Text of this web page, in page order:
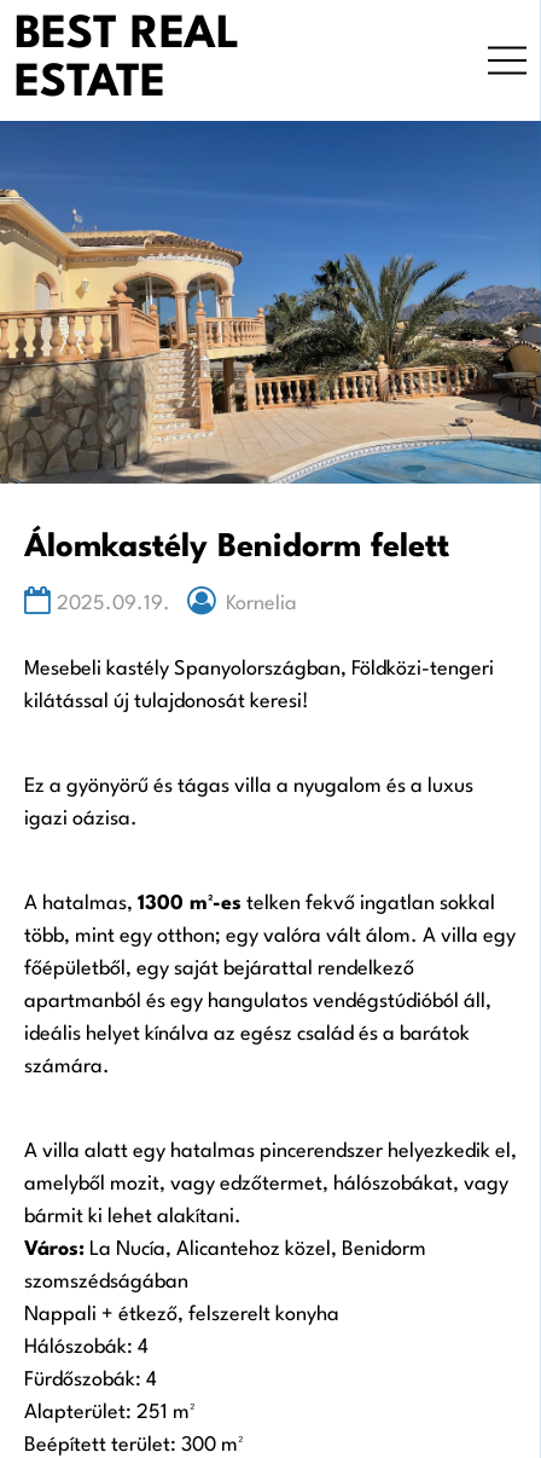
Skip
to
content
BEST REAL
ESTATE
Álomkastély Benidorm felett
2025.09.19. Kornelia
Mesebeli kastély Spanyolországban, Földközi-tengeri
kilátással új tulajdonosát keresi!
Ez a gyönyörű és tágas villa a nyugalom és a luxus
igazi oázisa.
A hatalmas, 1300 m²-es telken fekvő ingatlan sokkal
több, mint egy otthon; egy valóra vált álom. A villa egy
főépületből, egy saját bejárattal rendelkező
apartmanból és egy hangulatos vendégstúdióból áll,
ideális helyet kínálva az egész család és a barátok
számára.
A villa alatt egy hatalmas pincerendszer helyezkedik el,
amelyből mozit, vagy edzőtermet, hálószobákat, vagy
bármit ki lehet alakítani.
Város: La Nucía, Alicantehoz közel, Benidorm
szomszédságában
Nappali + étkező, felszerelt konyha
Hálószobák: 4
Fürdőszobák: 4
Alapterület: 251 m²
Beépített terület: 300 m²